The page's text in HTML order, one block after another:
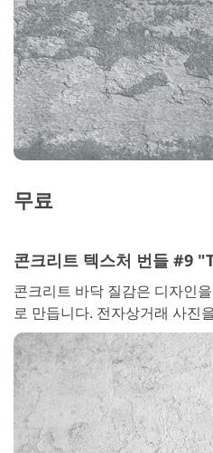
무료
콘크리트 텍스처 번들 #9
콘크리트 바닥 질감은 디자인
로 만듭니다. 전자상거래 사진